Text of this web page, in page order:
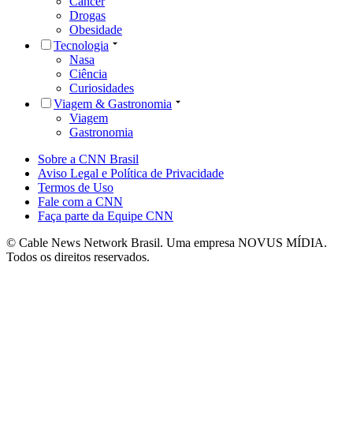
Drogas
Obesidade
Tecnologia
Nasa
Ciência
Curiosidades
Viagem & Gastronomia
Viagem
Gastronomia
Sobre a CNN Brasil
Aviso Legal e Política de Privacidade
Termos de Uso
Fale com a CNN
Faça parte da Equipe CNN
© Cable News Network Brasil. Uma empresa NOVUS MÍDIA.
Todos os direitos reservados.